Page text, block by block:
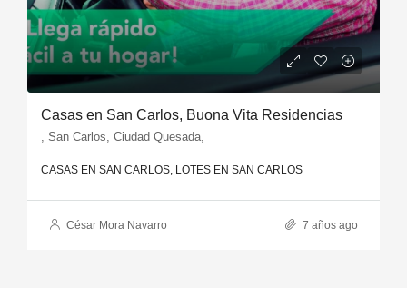
Casas en San Carlos, Buona Vita Residencias
, San Carlos, Ciudad Quesada,
CASAS EN SAN CARLOS, LOTES EN SAN CARLOS
César Mora Navarro 7 años ago